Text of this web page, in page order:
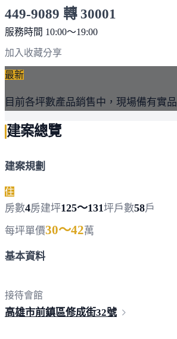
449-9089 轉 30001
服務時間 10:00～19:00
加入收藏分享
最新
目前各坪數產品銷售中，現場備有實
建案總覽
建案規劃
住
房數4房建坪125～131坪戶數58戶
每坪單價30～42萬
基本資料
接待會館
高雄市前鎮區修成街32號